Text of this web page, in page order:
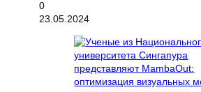
23.05.2024